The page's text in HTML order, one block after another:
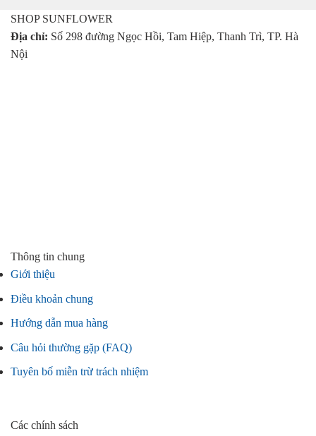
SHOP SUNFLOWER
Địa chỉ: Số 298 đường Ngọc Hồi, Tam Hiệp, Thanh Trì, TP. Hà
Nội
Thông tin chung
Giới thiệu
Điều khoản chung
Hướng dẫn mua hàng
Câu hỏi thường gặp (FAQ)
Tuyên bố miễn trừ trách nhiệm
Các chính sách